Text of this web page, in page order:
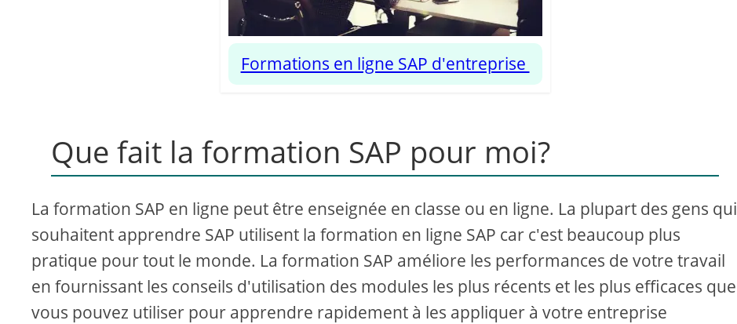
Formations en ligne SAP d'entreprise
Que fait la formation SAP pour moi?
La formation SAP en ligne peut être enseignée en classe ou en ligne. La plupart des gens qui
souhaitent apprendre SAP utilisent la formation en ligne SAP car c'est beaucoup plus
pratique pour tout le monde. La formation SAP améliore les performances de votre travail
en fournissant les conseils d'utilisation des modules les plus récents et les plus efficaces que
vous pouvez utiliser pour apprendre rapidement à les appliquer à votre entreprise